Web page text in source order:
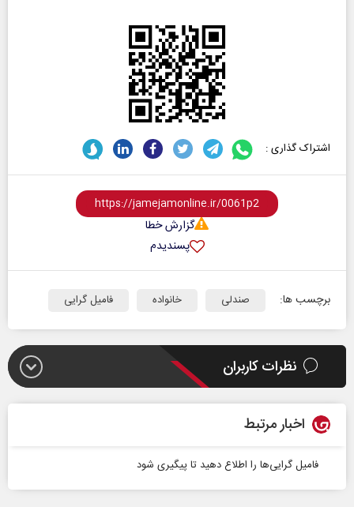
اشتراک گذاری :
گزارش خطا
پسندیدم
برچسب ها: صندلی خانواده فامیل گرایی‌
نظرات کاربران
اخبار مرتبط
فامیل گرایی‌ها را اطلاع دهید تا پیگیری شود